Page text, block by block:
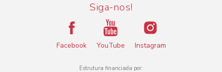
Siga-nos!
Facebook YouTube Instagram
Estrutura financiada por: